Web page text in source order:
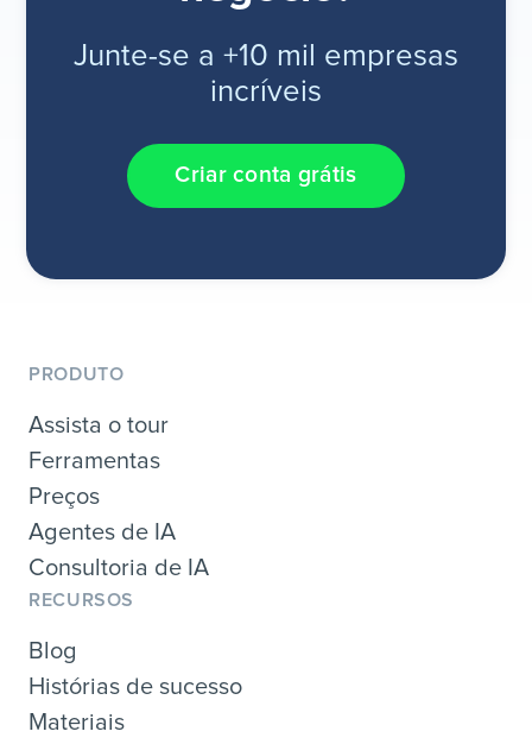
Junte-se a +10 mil empresas
incríveis
Criar conta grátis
PRODUTO
Assista o tour
Ferramentas
Preços
Agentes de IA
Consultoria de IA
RECURSOS
Blog
Histórias de sucesso
Materiais